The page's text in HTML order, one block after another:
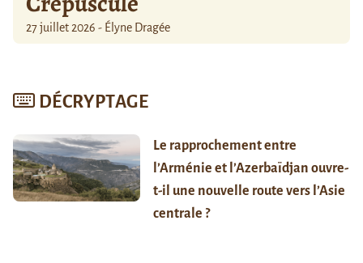
27 juillet 2026 - Élyne Dragée
DÉCRYPTAGE
Le rapprochement entre
l’Arménie et l’Azerbaïdjan ouvre-
t-il une nouvelle route vers l’Asie
centrale ?